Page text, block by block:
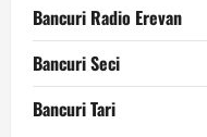
Bancuri Radio Erevan
Bancuri Seci
Bancuri Tari